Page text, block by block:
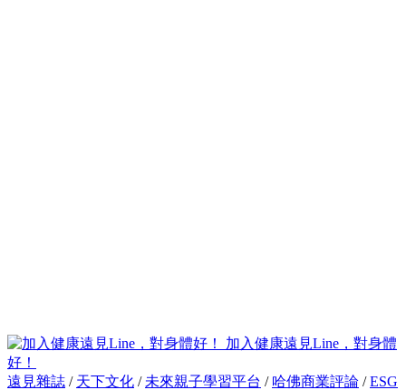
加入健康遠見Line，對身體
好！
遠見雜誌 / 天下文化 / 未來親子學習平台 / 哈佛商業評論 /ESG